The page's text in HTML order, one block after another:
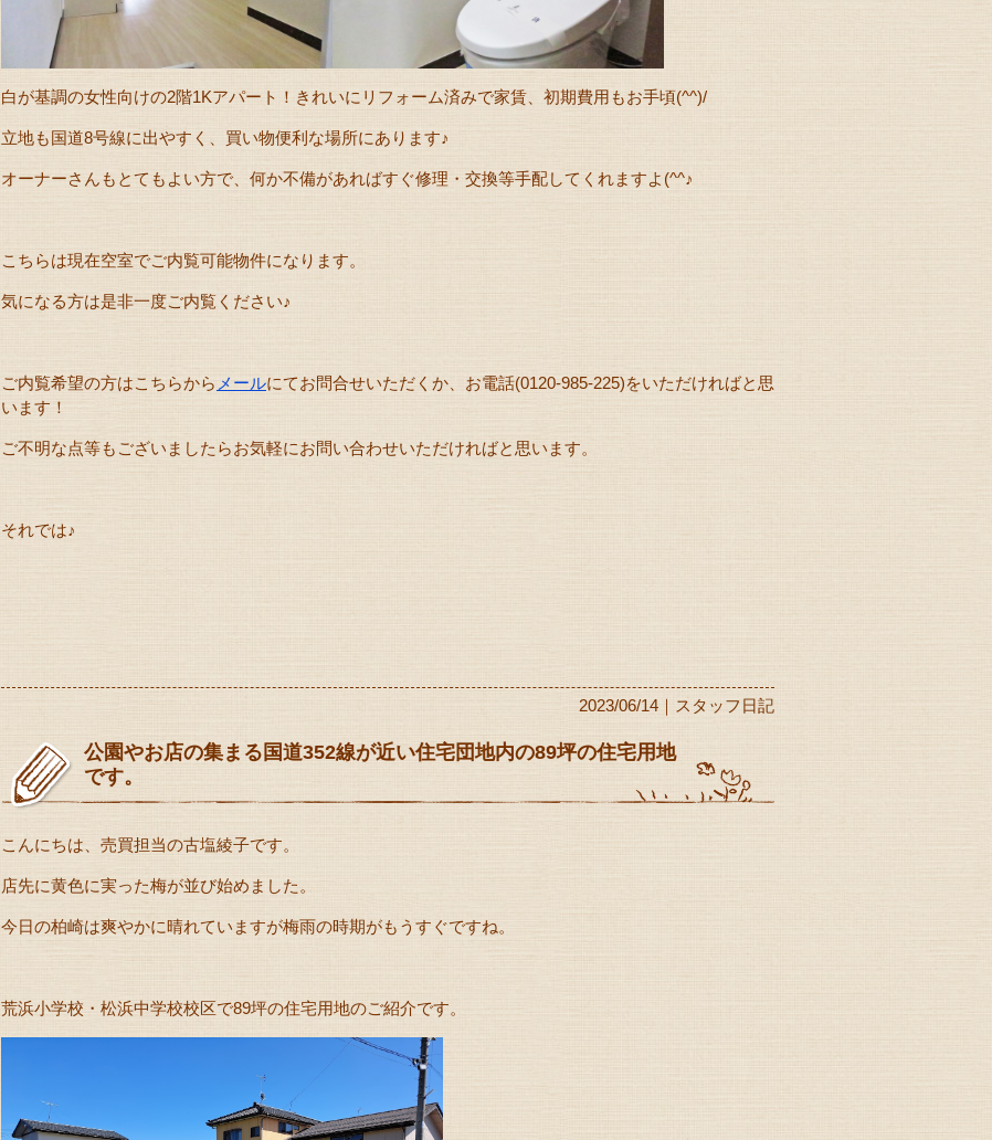
白が基調の女性向けの2階1Kアパート！きれいにリフォーム済みで家賃、初期費用もお手頃(^^)/
立地も国道8号線に出やすく、買い物便利な場所にあります♪
オーナーさんもとてもよい方で、何か不備があればすぐ修理・交換等手配してくれますよ(^^♪
こちらは現在空室でご内覧可能物件になります。
気になる方は是非一度ご内覧ください♪
ご内覧希望の方はこちらから メールにてお問合せいただくか、お電話(0120-985-225)をいただければと思
います！
ご不明な点等もございましたらお気軽にお問い合わせいただければと思います。
それでは♪
2023/06/14｜スタッフ日記
公園やお店の集まる国道352線が近い住宅団地内の89坪の住宅用地
です。
こんにちは、売買担当の古塩綾子です。
店先に黄色に実った梅が並び始めました。
今日の柏崎は爽やかに晴れていますが梅雨の時期がもうすぐですね。
荒浜小学校・松浜中学校校区で89坪の住宅用地のご紹介です。